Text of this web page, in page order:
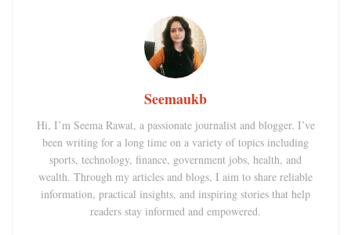
Seemaukb
Hi, I’m Seema Rawat, a passionate journalist and blogger. I’ve
been writing for a long time on a variety of topics including
sports, technology, finance, government jobs, health, and
wealth. Through my articles and blogs, I aim to share reliable
information, practical insights, and inspiring stories that help
readers stay informed and empowered.